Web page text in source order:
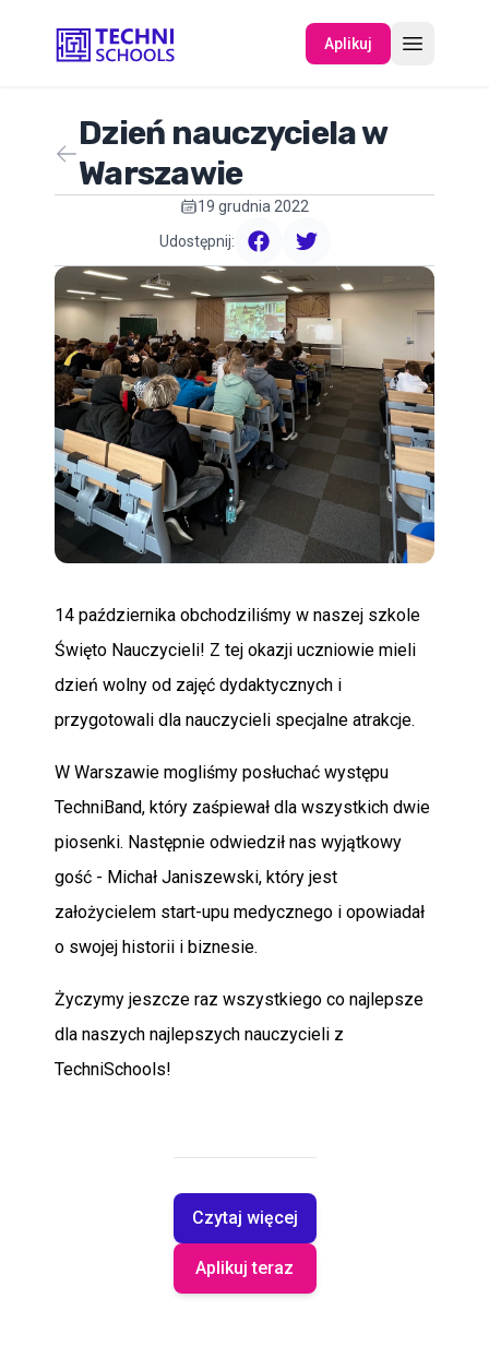
Aplikuj
O NAS
WYDARZENIA
POMOC
Dzień nauczyciela w
Warszawie
19 grudnia 2022
Udostępnij:
facebooktwitter
14 października obchodziliśmy w naszej szkole
Święto Nauczycieli! Z tej okazji uczniowie mieli
dzień wolny od zajęć dydaktycznych i
przygotowali dla nauczycieli specjalne atrakcje.
W Warszawie mogliśmy posłuchać występu
TechniBand, który zaśpiewał dla wszystkich dwie
piosenki. Następnie odwiedził nas wyjątkowy
gość - Michał Janiszewski, który jest
założycielem start-upu medycznego i opowiadał
o swojej historii i biznesie.
Życzymy jeszcze raz wszystkiego co najlepsze
dla naszych najlepszych nauczycieli z
TechniSchools!
Czytaj więcej
Aplikuj teraz